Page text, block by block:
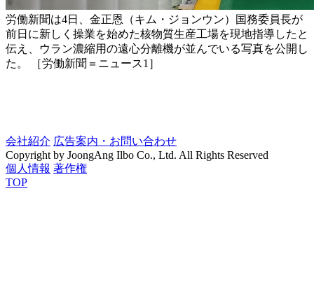
労働新聞は4日、金正恩（キム・ジョンウン）国務委員長が
前日に新しく操業を始めた核物質生産工場を現地指導したと
伝え、ウラン濃縮用の遠心分離機が並んでいる写真を公開し
た。 ［労働新聞＝ニュース1］
会社紹介 広告案内・お問い合わせ
Copyright by JoongAng Ilbo Co., Ltd. All Rights Reserved
個人情報 著作権
TOP